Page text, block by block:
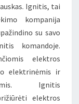
Ignitis, tai
kompanija
su savo
komandoje.
elektros
elektrinėmis ir
Ignitis
elektros